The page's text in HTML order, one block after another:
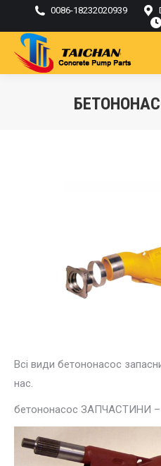
0086-18232020939
Всі види бетононасос
нас.
бетононасос ЗАПЧАСТИНИ –